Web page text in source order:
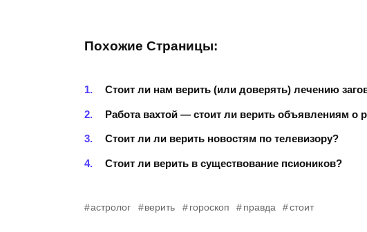
Похожие Страницы:
Стоит ли нам верить (или доверять) лечению
Работа вахтой — стоит ли верить объявлениям о
Стоит ли ли верить новостям по телевизору?
Стоит ли верить в существование псиоников?
астролог верить гороскоп правда стоит